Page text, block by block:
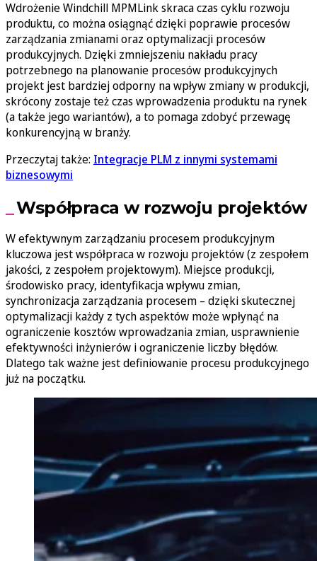
Wdrożenie Windchill MPMLink skraca czas cyklu rozwoju
produktu, co można osiągnąć dzięki poprawie procesów
zarządzania zmianami oraz optymalizacji procesów
produkcyjnych. Dzięki zmniejszeniu nakładu pracy
potrzebnego na planowanie procesów produkcyjnych
projekt jest bardziej odporny na wpływ zmiany w produkcji,
skrócony zostaje też czas wprowadzenia produktu na rynek
(a także jego wariantów), a to pomaga zdobyć przewagę
konkurencyjną w branży.
Przeczytaj także: Integracje PLM z innymi systemami
biznesowymi
Współpraca w rozwoju projektów
W efektywnym zarządzaniu procesem produkcyjnym
kluczowa jest współpraca w rozwoju projektów (z zespołem
jakości, z zespołem projektowym). Miejsce produkcji,
środowisko pracy, identyfikacja wpływu zmian,
synchronizacja zarządzania procesem – dzięki skutecznej
optymalizacji każdy z tych aspektów może wpłynąć na
ograniczenie kosztów wprowadzania zmian, usprawnienie
efektywności inżynierów i ograniczenie liczby błędów.
Dlatego tak ważne jest definiowanie procesu produkcyjnego
już na początku.